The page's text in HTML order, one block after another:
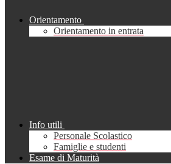
Orientamento
Orientamento in entrata
Info utili
Personale Scolastico
Famiglie e studenti
Esame di Maturità